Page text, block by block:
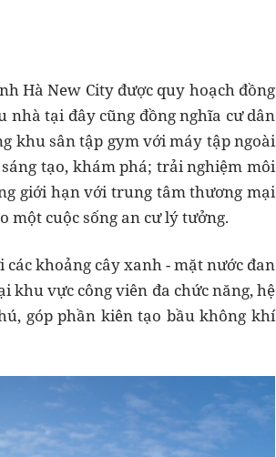
Hà New City được quy hoạch đồng
nhà tại đây cũng đồng nghĩa cư dân
khu sân tập gym với máy tập ngoài
tạo, khám phá; trải nghiệm môi
giới hạn với trung tâm thương mại
một cuộc sống an cư lý tưởng.
khoảng cây xanh - mặt nước đan
khu vực công viên đa chức năng, hệ
góp phần kiên tạo bầu không khí